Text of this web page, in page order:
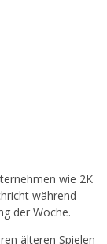
wie 2K
während
der Woche.
älteren Spielen